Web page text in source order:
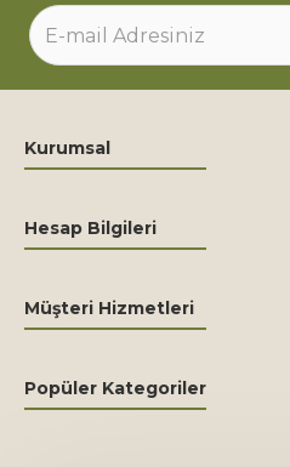
Kurumsal
Hesap Bilgileri
Müşteri Hizmetleri
Popüler Kategoriler